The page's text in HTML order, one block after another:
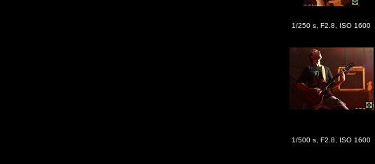
1/250 s, F2.8, ISO 1600
1/500 s, F2.8, ISO 1600